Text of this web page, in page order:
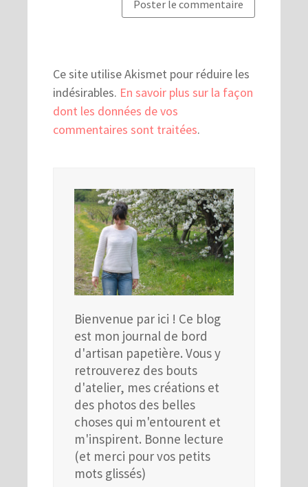
Ce site utilise Akismet pour réduire les
indésirables. En savoir plus sur la façon
dont les données de vos
commentaires sont traitées.
Bienvenue par ici ! Ce blog
est mon journal de bord
d'artisan papetière. Vous y
retrouverez des bouts
d'atelier, mes créations et
des photos des belles
choses qui m'entourent et
m'inspirent. Bonne lecture
(et merci pour vos petits
mots glissés)